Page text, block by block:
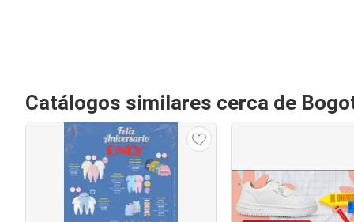
Catálogos similares cerca de